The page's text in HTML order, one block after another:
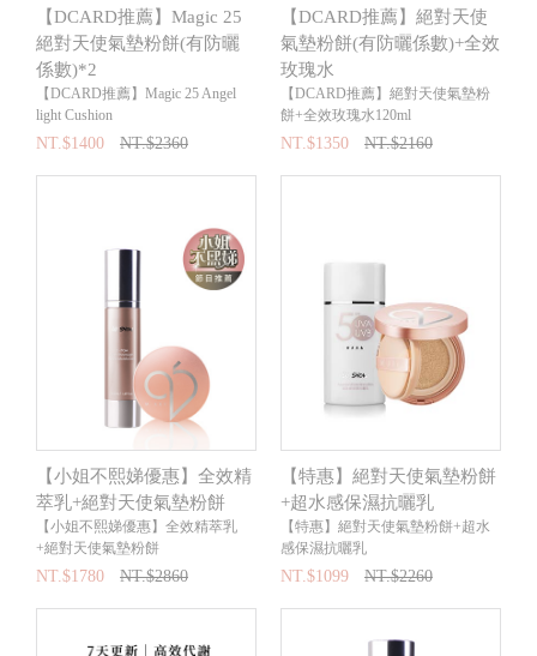
【DCARD推薦】Magic 25
絕對天使氣墊粉餅(有防曬
係數)*2
【DCARD推薦】Magic 25 Angel
light Cushion
NT.$1400 NT.$2360
【DCARD推薦】絕對天使
氣墊粉餅(有防曬係數)+全效
玫瑰水
【DCARD推薦】絕對天使氣墊粉
餅+全效玫瑰水120ml
NT.$1350 NT.$2160
【小姐不熙娣優惠】全效精
萃乳+絕對天使氣墊粉餅
【小姐不熙娣優惠】全效精萃乳
+絕對天使氣墊粉餅
NT.$1780 NT.$2860
【特惠】絕對天使氣墊粉餅
+超水感保濕抗曬乳
【特惠】絕對天使氣墊粉餅+超水
感保濕抗曬乳
NT.$1099 NT.$2260